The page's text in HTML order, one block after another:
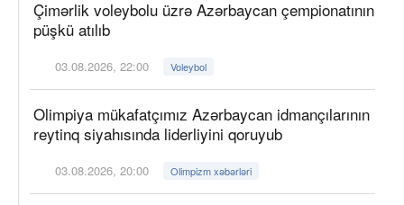
Çimərlik voleybolu üzrə Azərbaycan çempionatının
püşkü atılıb
03.08.2026, 22:00 Voleybol
Olimpiya mükafatçımız Azərbaycan idmançılarının
reytinq siyahısında liderliyini qoruyub
03.08.2026, 20:00 Olimpizm xəbərləri